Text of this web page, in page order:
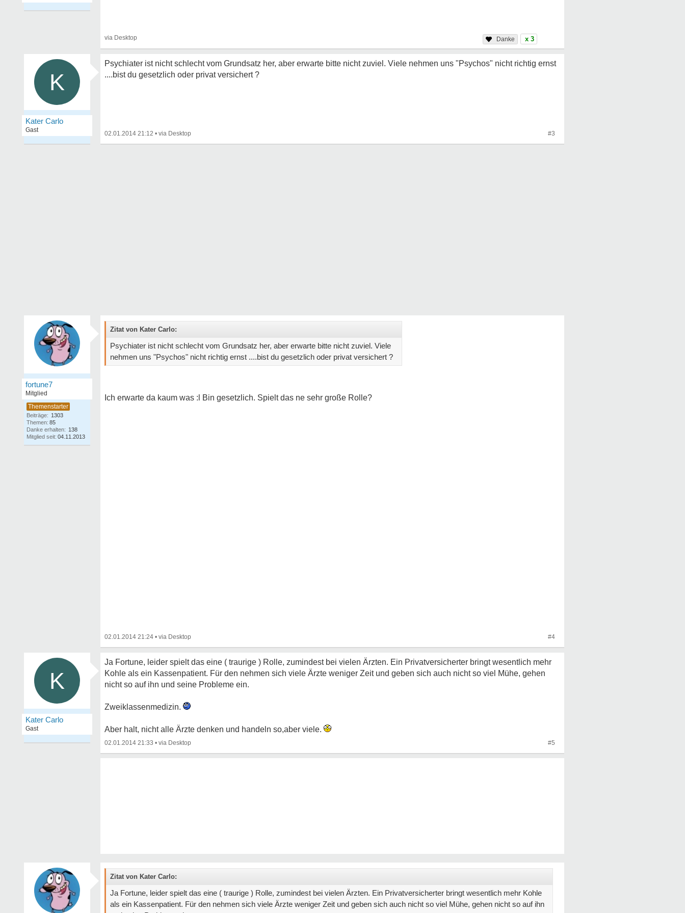
x 3
K
Kater Carlo
Gast
Psychiater ist nicht schlecht vom Grundsatz her, aber erwarte bitte nicht zuviel. Viele nehmen uns "Psychos" nicht richtig ernst
....bist du gesetzlich oder privat versichert ?
02.01.2014 21:12 • #3
fortune7
Mitglied
Beiträge: 1303
Themen: 85
Danke erhalten: 138
Mitglied seit: 04.11.2013
Zitat von Kater Carlo:
Psychiater ist nicht schlecht vom Grundsatz her, aber erwarte bitte nicht zuviel. Viele
nehmen uns "Psychos" nicht richtig ernst ....bist du gesetzlich oder privat versichert ?
Ich erwarte da kaum was :l Bin gesetzlich. Spielt das ne sehr große Rolle?
02.01.2014 21:24 • #4
K
Kater Carlo
Gast
Ja Fortune, leider spielt das eine ( traurige ) Rolle, zumindest bei vielen Ärzten. Ein Privatversicherter bringt wesentlich mehr
Kohle als ein Kassenpatient. Für den nehmen sich viele Ärzte weniger Zeit und geben sich auch nicht so viel Mühe, gehen
nicht so auf ihn und seine Probleme ein.
Zweiklassenmedizin.
Aber halt, nicht alle Ärzte denken und handeln so,aber viele.
02.01.2014 21:33 • #5
Zitat von Kater Carlo:
Ja Fortune, leider spielt das eine ( traurige ) Rolle, zumindest bei vielen Ärzten. Ein Privatversicherter bringt wesentlich mehr Kohle
als ein Kassenpatient. Für den nehmen sich viele Ärzte weniger Zeit und geben sich auch nicht so viel Mühe, gehen nicht so auf ihn